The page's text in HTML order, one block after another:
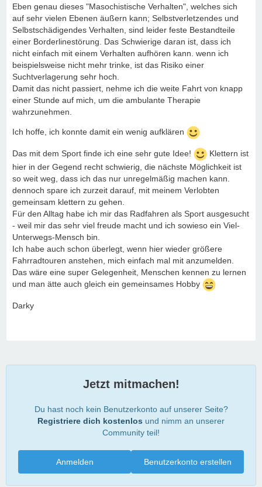
Eben genau dieses "Masochistische Verhalten", welches sich
auf sehr vielen Ebenen äußern kann; Selbstverletzendes und
Selbstschädigendes Verhalten, sind leider feste Bestandteile
einer Borderlinestörung. Das Schwierige daran ist, dass ich
nicht einfach mit einem Verhalten aufhören kann. wenn ich
beispielsweise nicht mehr trinke, ist das Risiko einer
Suchtverlagerung sehr hoch.
Damit das nicht passiert, nehme ich die weite Fahrt von knapp
einer Stunde auf mich, um die ambulante Therapie
wahrzunehmen.
Ich hoffe, ich konnte damit ein wenig aufklären
Das mit dem Sport finde ich eine sehr gute Idee!
Klettern ist
hier in der Gegend recht schwierig, die nächste Möglichkeit ist
so weit weg, dass ich das nur unregelmäßig machen kann.
dennoch spare ich zurzeit darauf, mit meinem Verlobten
gemeinsam klettern zu gehen.
Für den Alltag habe ich mir das Radfahren als Sport ausgesucht
- weil mir das sehr viel freude macht und ich sowieso ein Viel-
Unterwegs-Mensch bin.
Ich habe auch schon überlegt, wenn hier wieder größere
Fahrradtouren anstehen, mich einfach mal mit anzumelden.
Das wäre eine super Gelegenheit, Menschen kennen zu lernen
und man ätte auch gleich ein gemeinsames Hobby
Darky
Jetzt mitmachen!
Du hast noch kein Benutzerkonto auf unserer Seite?
Registriere dich kostenlos und nimm an unserer
Community teil!
Benutzerkonto erstellen
Anmelden